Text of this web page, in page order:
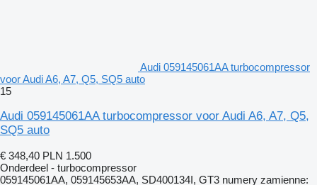
Audi 059145061AA turbocompressor
voor Audi A6, A7, Q5, SQ5 auto
15
Audi 059145061AA turbocompressor voor Audi A6, A7, Q5,
SQ5 auto
€ 348,40 PLN 1.500
Onderdeel - turbocompressor
059145061AA, 059145653AA, SD400134I, GT3 numery zamienne: